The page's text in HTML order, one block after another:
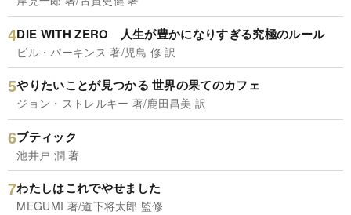
DIE WITH ZERO 人生が豊かになりすぎる究極のルール
ビル・パーキンス 著/児島 修 訳
やりたいことが見つかる 世界の果てのカフェ
ジョン・ストレルキー 著/鹿田昌美 訳
ブティック
池井戸 潤 著
わたしはこれでやせました
MEGUMI 著/道下将太郎 監修